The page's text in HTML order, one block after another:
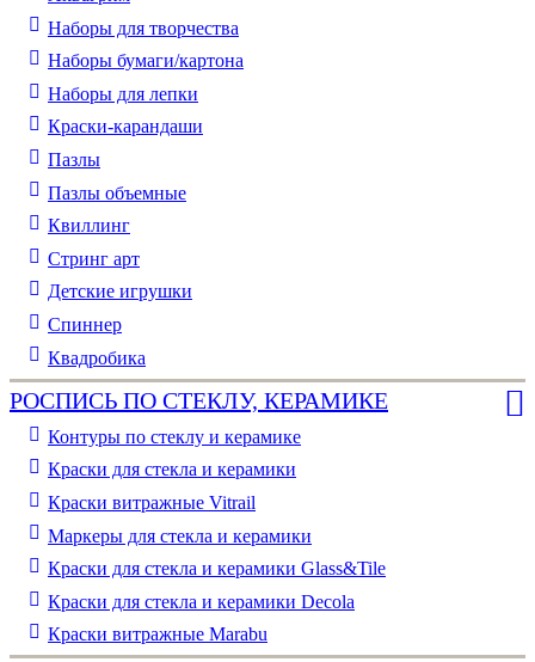
Наборы для творчества
Наборы бумаги/картона
Наборы для лепки
Краски-карандаши
Пазлы
Пазлы объемные
Квиллинг
Стринг арт
Детские игрушки
Спиннер
Квадробика
РОСПИСЬ ПО СТЕКЛУ, КЕРАМИКЕ
Контуры по стеклу и керамике
Краски для стекла и керамики
Краски витражные Vitrail
Маркеры для стекла и керамики
Краски для стекла и керамики Glass&Tile
Краски для стекла и керамики Decola
Краски витражные Marabu